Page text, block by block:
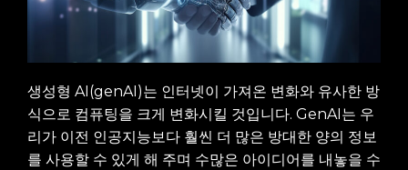
생성형 AI(genAI)는 인터넷이 가져온 변화와 유사한 방
식으로 컴퓨팅을 크게 변화시킬 것입니다. GenAI는 우
리가 이전 인공지능보다 훨씬 더 많은 방대한 양의 정보
를 사용할 수 있게 해 주며 수많은 아이디어를 내놓을 수